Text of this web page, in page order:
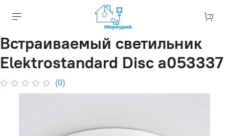
Встраиваемый светильник
Elektrostandard Disc a053337
(0)